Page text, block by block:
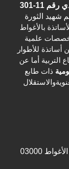
المرسوم التنفيذي رقم 11-301
شهيد الثورة
بالأغواط
علمية
أساتذة للأطوار
التربية أما عن
ذات طابع
ص.ب 4033 بريد المحطة، شارع الشهداء، الأغواط 03000